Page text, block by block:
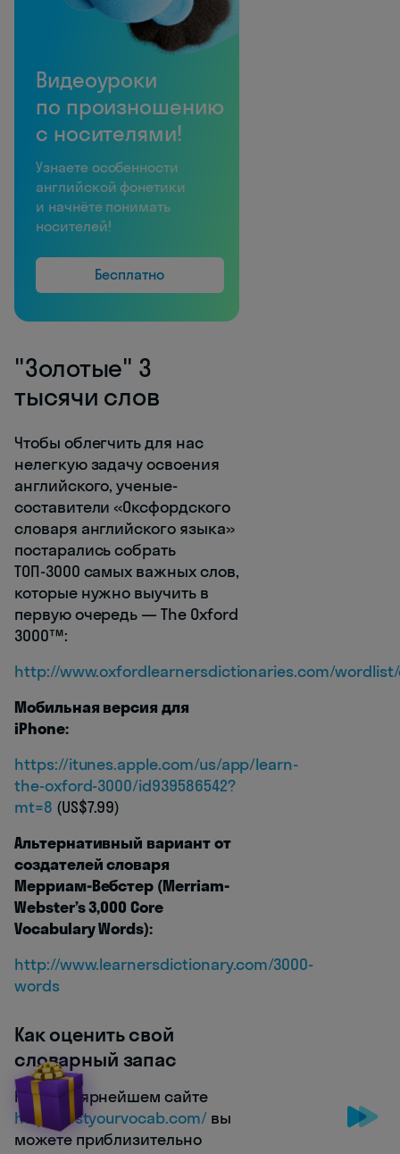
Видеоуроки
по произношению
с носителями!
Узнаете особенности
английской фонетики
и начнёте понимать
носителей!
Бесплатно
"Золотые" 3
тысячи слов
Чтобы облегчить для нас
нелегкую задачу освоения
английского, ученые-
составители «Оксфордского
словаря английского языка»
постарались собрать
ТОП-3000 самых важных слов,
которые нужно выучить в
первую очередь — The Oxford
3000™:
http://www.oxfordlearnersdictionaries.com/
Мобильная версия для
iPhone:
https://itunes.apple.com/us/app/learn-
the-oxford-3000/id939586542?
mt=8 (US$7.99)
Альтернативный вариант от
создателей словаря
Мерриам-Вебстер (Merriam-
Webster’s 3,000 Core
Vocabulary Words):
http://www.learnersdictionary.com/3000-
words
Как оценить свой
словарный запас
На популярнейшем сайте
http://testyourvocab.com/вы
можете приблизительно